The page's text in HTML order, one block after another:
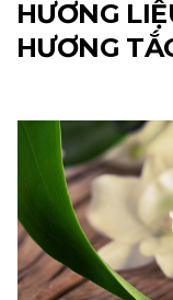
HƯƠNG
HƯƠNG